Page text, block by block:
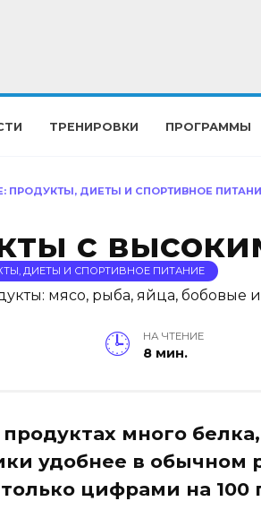
ТРЕНИРОВКИ ПРОГРАММЫ
ПРОДУКТЫ, ДИЕТЫ И СПОРТИВНОЕ
с
ДИЕТЫ И СПОРТИВНОЕ ПИТАНИЕ
НА ЧТЕНИЕ
8 мин.
много
удобнее в обычном
цифрами на 100